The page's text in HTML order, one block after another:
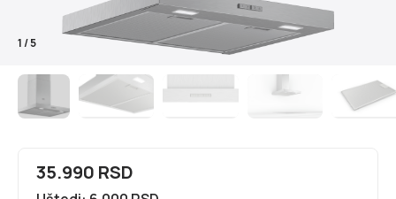
1/5
35.990 RSD